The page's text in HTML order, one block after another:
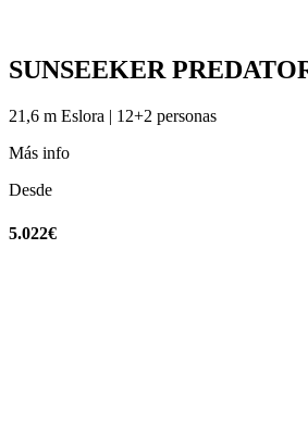
SUNSEEKER
21,6 m Eslora | 12+2 personas
Más info
Desde
5.022€